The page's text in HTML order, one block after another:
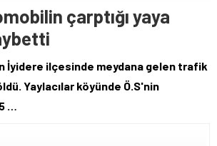
yaz okulu şenlikle sona erdi
Akşamları İlyas Mahallesi’nde coşkuyla sürüyor
çarptığı yaya
İyidere ilçesinde meydana gelen trafik
Yaylacılar köyünde Ö.S'nin
…